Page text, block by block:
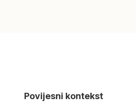
Povijesni kontekst